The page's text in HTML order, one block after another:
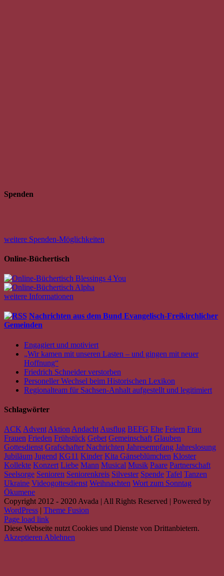
Spenden
weitere Spenden-Möglichkeiten
Online-Büchertisch
weitere Informationen
Nachrichten aus dem Bund Evangelisch-Freikirchlicher
Gemeinden
Engagiert und motiviert
„Wir kamen mit unseren Lasten – und gingen mit neuer
Hoffnung“
Friedrich Schneider verstorben
Personeller Wechsel beim Historischen Lexikon
Regionalteam für Sachsen-Anhalt aufgestellt und legitimiert
Schlagwörter
ACK Advent Aktion Andacht Ausflug BEFG Ehe Feiern Frau
Frauen Frieden Frühstück Gebet Gemeinschaft Glauben
Gottesdienst Grafschafter Nachrichten Jahresempfang Jahreslosung
Jubiläum Jugend KG11 Kinder Kita Gänseblümchen Kloster
Kollekte Konzert Liebe Mann Musical Musik Paare Partnerschaft
Seelsorge Senioren Seniorenkreis Silvester Spende Tafel Tanzen
Ukraine Videogottesdienst Weihnachten Wort zum Sonntag
Ökumene
Copyright 2012 - 2020 Avada | All Rights Reserved | Powered by
WordPress | Theme Fusion
Facebook
Instagram
YouTube
Spotify
E-
Mail
PayPal
Page load link
Diese Webseite nutzt Cookies und Dienste von Drittanbietern.
Akzeptieren Ablehnen